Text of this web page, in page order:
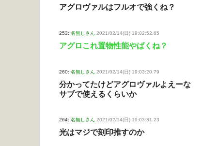
アグロヴァルはフルオで強くね？
253: 名無しさん 2021/02/14(日) 19:02:52.65
アグロこれ置物性能やばくね？
260: 名無しさん 2021/02/14(日) 19:03:20.79
分かってたけどアグロヴァルよえーな
サブで使えるくらいか
264: 名無しさん 2021/02/14(日) 19:03:31.23
光はマジで刻印推すのか